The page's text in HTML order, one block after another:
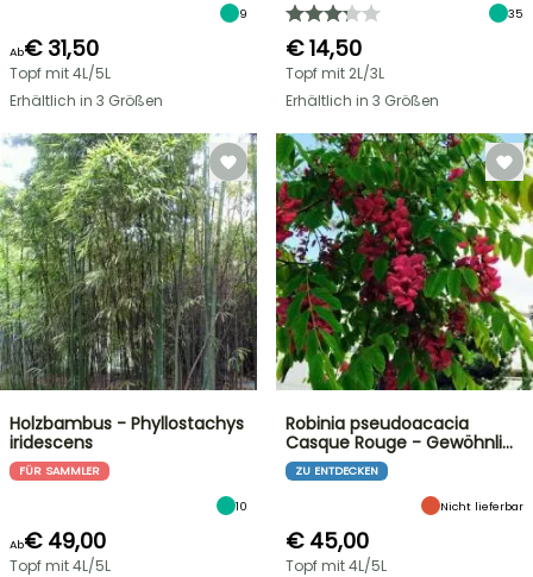
9
Ab€ 31,50
Topf mit 4L/5L
Erhältlich in 3 Größen
35
€ 14,50
Topf mit 2L/3L
Erhältlich in 3 Größen
Holzbambus - Phyllostachys
iridescens
FÜR SAMMLER
10
Ab€ 49,00
Topf mit 4L/5L
Robinia pseudoacacia
Casque Rouge - Gewöhnli…
ZU ENTDECKEN
Nicht lieferbar
€ 45,00
Topf mit 4L/5L